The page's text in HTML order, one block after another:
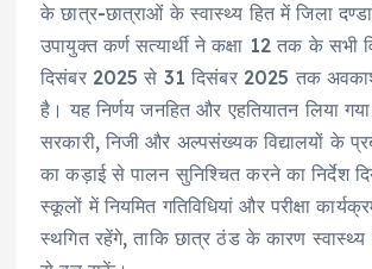
के छात्र-छात्राओं के स्वास्थ्य हित में जिला
उपायुक्त कर्ण सत्यार्थी ने कक्षा 12 तक के सभी
दिसंबर 2025 से 31 दिसंबर 2025 तक
है। यह निर्णय जनहित और एहतियातन लिया
सरकारी, निजी और अल्पसंख्यक विद्यालयों के
का कड़ाई से पालन सुनिश्चित करने का निर्देश
स्कूलों में नियमित गतिविधियां और परीक्षा
स्थगित रहेंगे, ताकि छात्र ठंड के कारण